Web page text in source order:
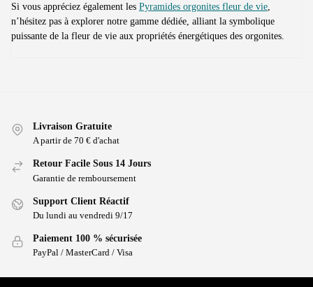
Si vous appréciez également les Pyramides orgonites fleur de vie
n’hésitez pas à explorer notre gamme dédiée, alliant la symbolique
puissante de la fleur de vie aux propriétés énergétiques des orgonites.
Livraison Gratuite
A partir de 70 € d'achat
Retour Facile Sous 14 Jours
Garantie de remboursement
Support Client Réactif
Du lundi au vendredi 9/17
Paiement 100 % sécurisée
PayPal / MasterCard / Visa